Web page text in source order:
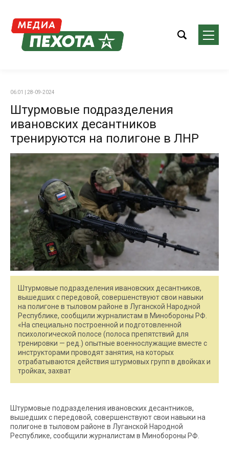
06:01 | 28-09-2024
Штурмовые подразделения
ивановских десантников
тренируются на полигоне в ЛНР
Штурмовые подразделения ивановских десантников,
вышедших с передовой, совершенствуют свои навыки
на полигоне в тыловом районе в Луганской Народной
Республике, сообщили журналистам в Минобороны РФ.
«На специально построенной и подготовленной
психологической полосе (полоса препятствий для
тренировки — ред.) опытные военнослужащие вместе с
инструкторами проводят занятия, на которых
отрабатываются действия штурмовых групп в двойках и
тройках, захват
Штурмовые подразделения ивановских десантников,
вышедших с передовой, совершенствуют свои навыки на
полигоне в тыловом районе в Луганской Народной
Республике, сообщили журналистам в Минобороны РФ.